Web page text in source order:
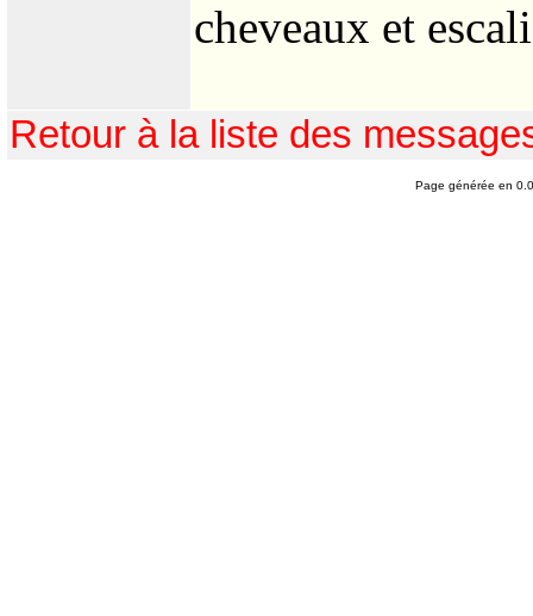
cheveaux et
Retour à la liste des
Page générée en